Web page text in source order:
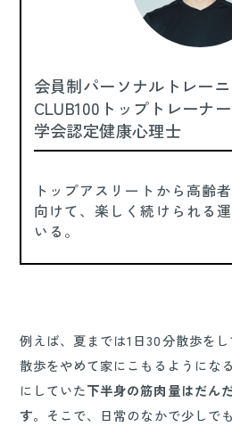
会員制パーソナルトレー
CLUB100トップトレーナ
学会認定健康心理士
トップアスリートから高齢
向けて、楽しく続けられる
いる。
例えば、夏までは1日30分散歩を
散歩をやめて家にこもるようにな
にしていた下半身の筋肉量はだん
す。 そこで、日常のなかで少しでも